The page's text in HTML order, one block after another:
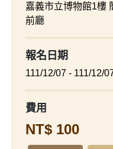
嘉義市立博物館1樓
前廳
報名日期
111/12/07 - 111/12/
費用
NT$ 100